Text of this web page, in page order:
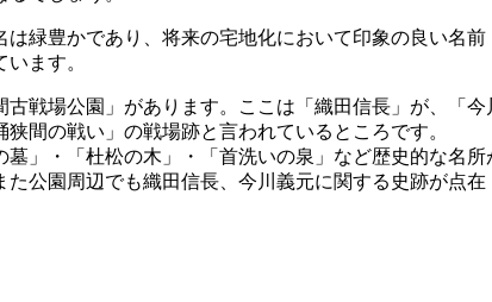
は緑豊かであり、将来の宅地化において印象の良い名前
ます。
古戦場公園」があります。ここは「織田信長」が、「今
間の戦い」の戦場跡と言われているところです。
墓」・「杜松の木」・「首洗いの泉」など歴史的な名所
た公園周辺でも織田信長、今川義元に関する史跡が点在